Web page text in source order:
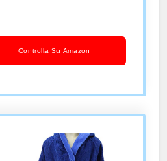
Controlla Su Amazon